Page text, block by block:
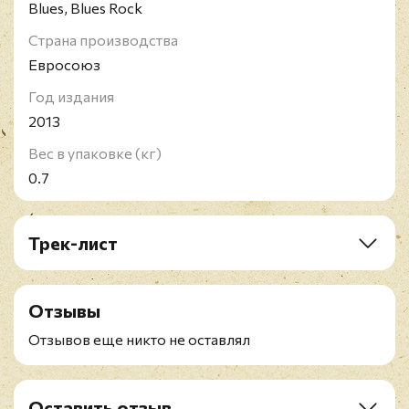
Blues, Blues Rock
Страна производства
Евросоюз
Год издания
2013
Вес в упаковке (кг)
0.7
Трек-лист
A1. My Father's Eyes
A2. River Of Tears
A3. Pilgrim
B1. Broken Hearted
B3. Circus
C1. Going Down Slow
Отзывы
Отзывов еще никто не оставлял